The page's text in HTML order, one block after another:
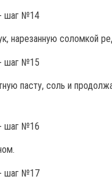
нарезанную соломкой
пасту, соль и